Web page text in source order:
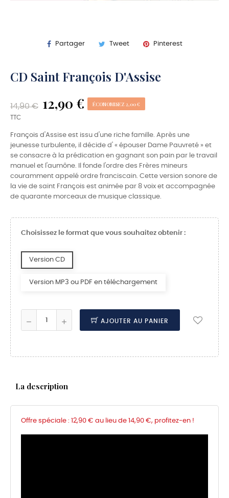
Partager Tweet Pinterest
CD Saint François D'Assise
14,90 € 12,90 € ÉCONOMISEZ 2,00 €
TTC
François d'Assise est issu d'une riche famille. Après une
jeunesse turbulente, il décide d' « épouser Dame Pauvreté » et
se consacre à la prédication en gagnant son pain par le travail
manuel et l'aumône. Il fonde l'ordre des Frères mineurs
couramment appelé ordre franciscain. Cette version sonore de
la vie de saint François est animée par 8 voix et accompagnée
de quarante morceaux de musique classique.
Choisissez le format que vous souhaitez obtenir :
Version CD
Version MP3 ou PDF en téléchargement
AJOUTER AU PANIER
La description
Offre spéciale : 12,90 € au lieu de 14,90 €, profitez-en !